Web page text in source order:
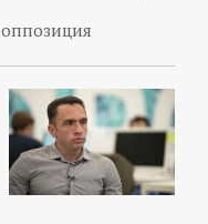
оппозиция